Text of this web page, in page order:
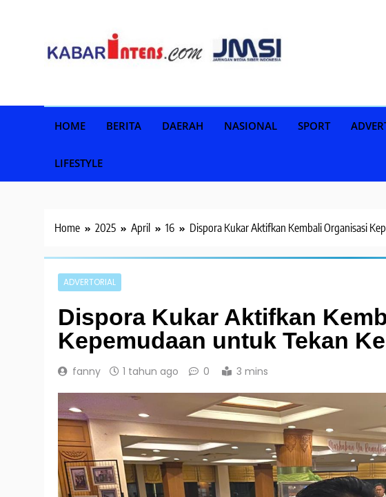
HOME BERITA DAERAH NASIONAL SPORT
LIFESTYLE
Home 2025 April 16 Dispora Kukar Aktifkan Kembali Organisasi
ADVERTORIAL
Dispora Kukar Aktifkan
Kepemudaan untuk Tekan
fanny 1 tahun ago 0 3 mins